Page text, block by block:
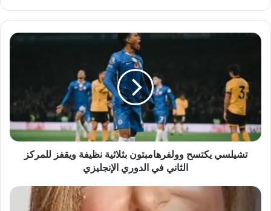
تشيلسي
بثلاثية
نظيفة
ويقفز
للمركز
الثاني
في
الدوريتشيلسي يكتسح وولفرهامبتون بثلاثية نظيفة ويقفز للمركز
الثاني في الدوري الإنجليزي
لميس